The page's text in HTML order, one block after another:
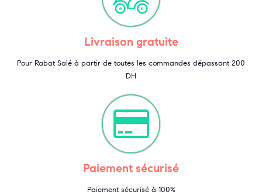
Livraison gratuite
Pour Rabat Salé à partir de toutes les commandes dépassant 200
DH
Paiement sécurisé
Paiement sécurisé à 100%